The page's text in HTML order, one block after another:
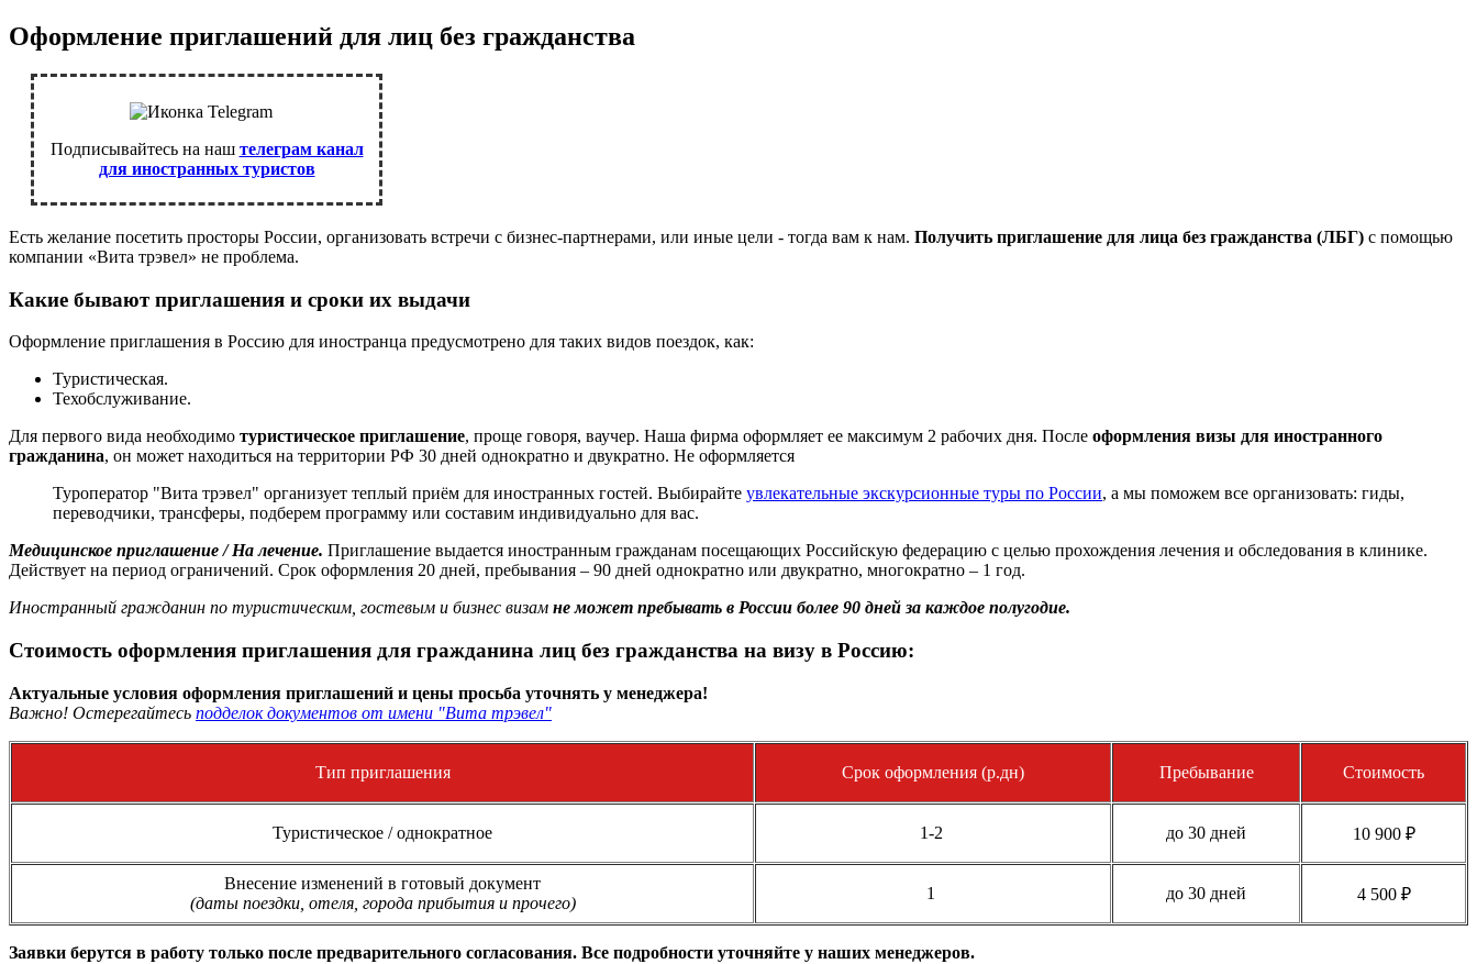
Оформление приглашений для лиц без гражданства
Подписывайтесь на наш телеграм канал
для иностранных туристов
Есть желание посетить просторы России, организовать встречи с бизнес-партнерами, или иные цели - тогда вам к нам. Получить приглашение для лица без гражданства (ЛБГ) с помощью
компании «Вита трэвел» не проблема.
Какие бывают приглашения и сроки их выдачи
Оформление приглашения в Россию для иностранца предусмотрено для таких видов поездок, как:
Туристическая.
Техобслуживание.
Для первого вида необходимо туристическое приглашение, проще говоря, ваучер. Наша фирма оформляет ее максимум 2 рабочих дня. После оформления визы для иностранного
гражданина, он может находиться на территории РФ 30 дней однократно и двукратно. Не оформляется
Туроператор "Вита трэвел" организует теплый приём для иностранных гостей. Выбирайте увлекательные экскурсионные туры по России, а мы поможем все организовать: гиды,
переводчики, трансферы, подберем программу или составим индивидуально для вас.
Медицинское приглашение / На лечение. Приглашение выдается иностранным гражданам посещающих Российскую федерацию с целью прохождения лечения и обследования в клинике.
Действует на период ограничений. Срок оформления 20 дней, пребывания – 90 дней однократно или двукратно, многократно – 1 год.
Иностранный гражданин по туристическим, гостевым и бизнес визам не может пребывать в России более 90 дней за каждое полугодие.
Стоимость оформления приглашения для гражданина лиц без гражданства на визу в Россию:
Актуальные условия оформления приглашений и цены просьба уточнять у менеджера!
Важно! Остерегайтесь подделок документов от имени "Вита трэвел"
Тип приглашения Срок оформления (р.дн) Пребывание Стоимость
Туристическое / однократное 1-2 до 30 дней 10 900 ₽
Внесение изменений в готовый документ
(даты поездки, отеля, города прибытия и прочего)
1 до 30 дней 4 500 ₽
Заявки берутся в работу только после предварительного согласования. Все подробности уточняйте у наших менеджеров.